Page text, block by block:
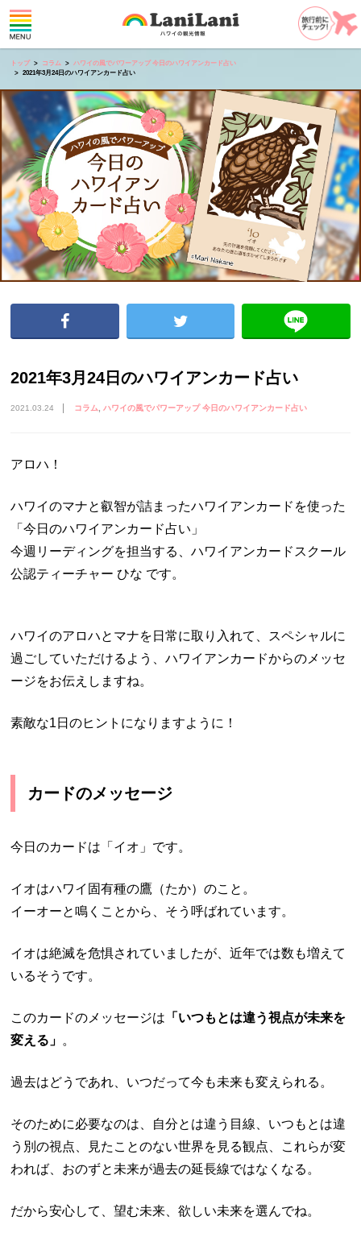
トップ コラム
ハワイの風でパワーアップ 今日のハワイアンカード占い
2021年3月24日のハワイアンカード占い
2021年3月24日のハワイアンカード占い
2021.03.24 コラム ハワイの風でパワーアップ 今日のハワイアンカード占い
アロハ！
ハワイのマナと叡智が詰まったハワイアンカードを使った
「今日のハワイアンカード占い」
今週リーディングを担当する、ハワイアンカードスクール
公認ティーチャー ひな です。
ハワイのアロハとマナを日常に取り入れて、スペシャルに
過ごしていただけるよう、ハワイアンカードからのメッセ
ージをお伝えしますね。
素敵な1日のヒントになりますように！
カードのメッセージ
今日のカードは「イオ」です。
イオはハワイ固有種の鷹（たか）のこと。
イーオーと鳴くことから、そう呼ばれています。
イオは絶滅を危惧されていましたが、近年では数も増えて
いるそうです。
このカードのメッセージは 「いつもとは違う視点が未来を
変える」 。
過去はどうであれ、いつだって今も未来も変えられる。
そのために必要なのは、自分とは違う目線、いつもとは違
う別の視点、見たことのない世界を見る観点、これらが変
われば、おのずと未来が過去の延長線ではなくなる。
だから安心して、望む未来、欲しい未来を選んでね。